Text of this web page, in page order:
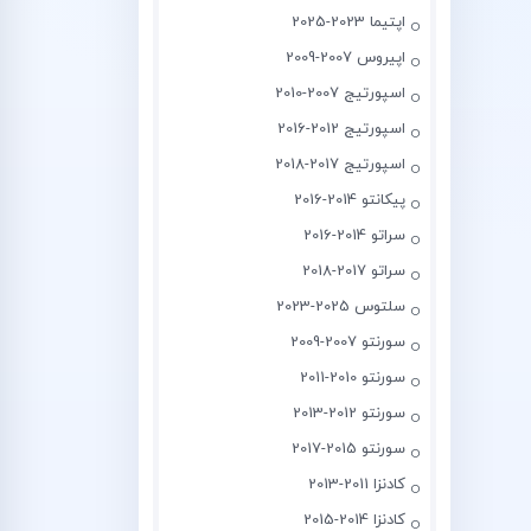
اپتیما 2023-2025
اپیروس 2007-2009
اسپورتیج 2007-2010
اسپورتیج 2012-2016
اسپورتیج 2017-2018
پیکانتو 2014-2016
سراتو 2014-2016
سراتو 2017-2018
سلتوس 2025-2023
سورنتو 2007-2009
سورنتو 2010-2011
سورنتو 2012-2013
سورنتو 2015-2017
کادنزا 2011-2013
کادنزا 2014-2015